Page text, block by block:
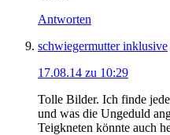
Antworten
schwiegermutter inklusive
17.08.14 zu 10:29
Tolle Bilder. Ich finde
und was die Ungeduld
Teigkneten könnte auch